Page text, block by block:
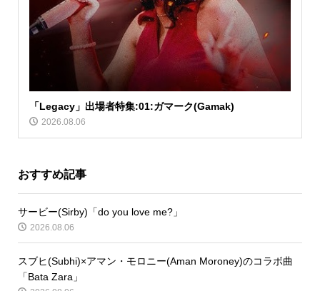
「Legacy」出場者特集:01:ガマーク(Gamak)
2026.08.06
おすすめ記事
サービー(Sirby)「do you love me?」
2026.08.06
スブヒ(Subhi)×アマン・モロニー(Aman Moroney)のコラボ曲
「Bata Zara」